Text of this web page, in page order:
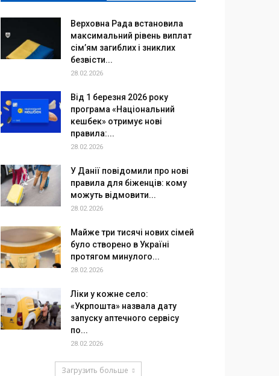
Верховна Рада встановила
максимальний рівень виплат
сім’ям загиблих і зниклих
безвісти...
28.02.2026
Від 1 березня 2026 року
програма «Національний
кешбек» отримує нові
правила:...
28.02.2026
У Данії повідомили про нові
правила для біженців: кому
можуть відмовити...
28.02.2026
Майже три тисячі нових сімей
було створено в Україні
протягом минулого...
28.02.2026
Ліки у кожне село:
«Укрпошта» назвала дату
запуску аптечного сервісу
по...
28.02.2026
Загрузить больше